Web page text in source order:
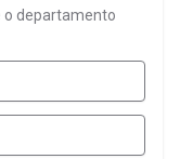
o departamento